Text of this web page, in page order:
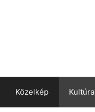
Közelkép Kultúra